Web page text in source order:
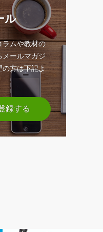
ル
ラムや教材の
メールマガジ
の方は下記よ
録する